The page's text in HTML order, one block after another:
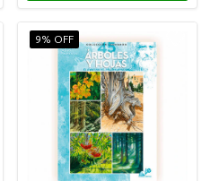
9% OFF